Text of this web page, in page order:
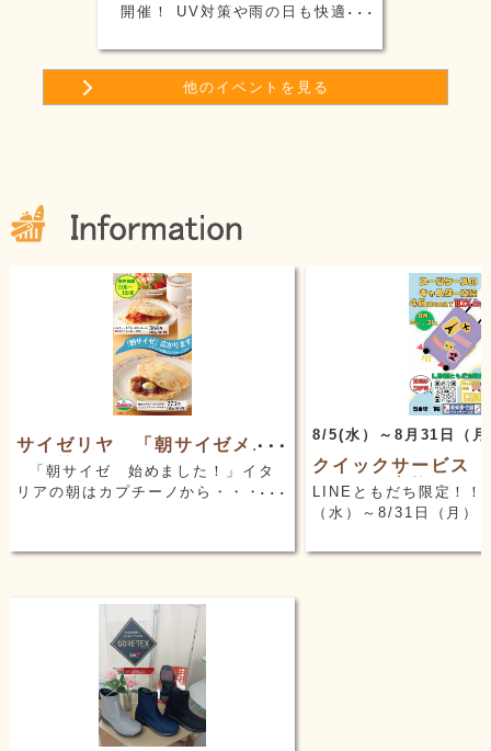
開催！ UV対策や雨の日も快適
アイテムが盛りだくさん！！その
他、衣料品、ランジェリーなども取
り揃えております。是非、この機会
他のイベントを見る
サイゼリヤ 「朝サイゼメニ
ュー始めました。」
「朝サイゼ 始めました！」イタ
リアの朝はカプチーノから・・・
ッカチオやパニーニ、ドリンクバー
「コンビ」や「…
8/5(水）～8月31日（
クイックサービス
ータイヤ交換キャ
ン！！
LINEともだち限定！！
（水）～8/31日（月
タータイヤ4個同時交